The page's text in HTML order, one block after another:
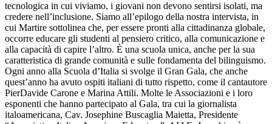
tecnologica in cui viviamo, i giovani non devono sentirsi isolati, ma
credere nell’inclusione. Siamo all’epilogo della nostra intervista, in
cui Martire sottolinea che, per essere pronti alla cittadinanza globale,
occorre educare gli studenti al pensiero critico, alla comunicazione e
alla capacità di capire l’altro. È una scuola unica, anche per la sua
caratteristica di grande comunità e sulle fondamenta del bilinguismo.
Ogni anno alla Scuola d’Italia si svolge il Gran Gala, che anche
quest’anno ha avuto ospiti italiani di tutto rispetto, come il cantautore
PierDavide Carone e Marina Attili. Molte le Associazioni e i loro
esponenti che hanno partecipato al Gala, tra cui la giornalista
italoamericana, Cav. Josephine Buscaglia Maietta, Presidente